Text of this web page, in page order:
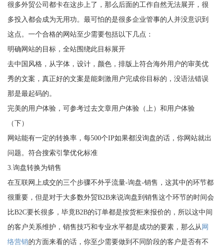
很多外贸公司都卡在这步上了，那么后面的工作自然无法展开，很
多投入都会成为无用功。最可怕的是很多企业管事的人并没意识到
这点。一个合格的网站至少需要包括以下几点：
明确网站的目标，全站围绕此目标展开
去中国风格，从字体，设计，颜色，排版上符合海外用户的审美优
秀的文案，真正好的文案是能刺激用户完成你目标的，没语法错误
那是最起码的。
完美的用户体验，可参考过去文章用户体验（上）和用户体验
（下）
网站能有一定的转换率，每500个IP如果都没询盘的话，你网站就出
问题。符合搜索引擎优化标准
3.询盘转换为销售
在互联网上成交的三个步骤不外乎流量-询盘-销售，这其中的环节都
很重要，但是对于大多数外贸B2B来说询盘到销售这个环节的时间会
比B2C要长很多，毕竟B2B的订单都是按货柜来报价的，所以这中间
的客户关系维护，销售技巧和专业水平都是成功的要素，那么从 网
络营销的方面来看的话，你至少需要做到不同阶段的客户是否有不